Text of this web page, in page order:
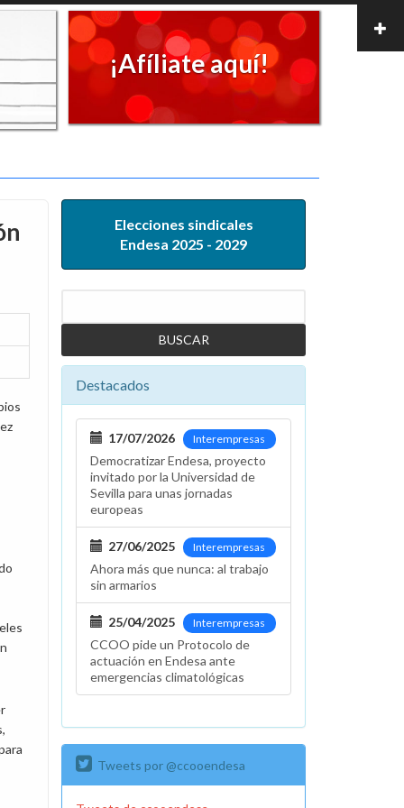
¡Afíliate aquí!
Elecciones sindicales
Endesa 2025 - 2029
Destacados
Interempresas
17/07/2026
Democratizar Endesa, proyecto
invitado por la Universidad de
Sevilla para unas jornadas
europeas
Interempresas
27/06/2025
Ahora más que nunca: al trabajo
sin armarios
Interempresas
25/04/2025
CCOO pide un Protocolo de
actuación en Endesa ante
emergencias climatológicas
Tweets por @ccooendesa